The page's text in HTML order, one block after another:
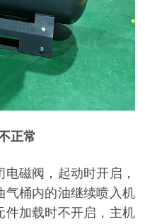
正常
磁阀，起动时开启，
气桶内的油继续喷入机
件加载时不开启，主机